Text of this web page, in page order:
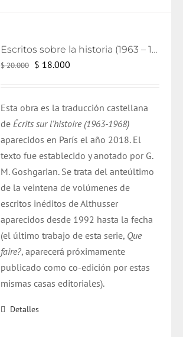
Escritos sobre la historia (1963 – 1986)
$20.000 El
era:
$ 20.000.
$ 18.000
es:
$ 18.000.
Esta obra es la traducción castellana
deÉcrits surl’histoire(1963-1968)
aparecidos en París el año 2018. El
textofueestablecido y anotado por G.
M. Goshgarian. Se trata del anteúltimo
de la veintena de volúmenes de
escritos inéditos deAlthusser
aparecidos desde 1992 hasta la fecha
(el último trabajo de esta serie, Que
faire?, aparecerá próximamente
publicado comoco-edición por estas
mismas casas editoriales).
Detalles